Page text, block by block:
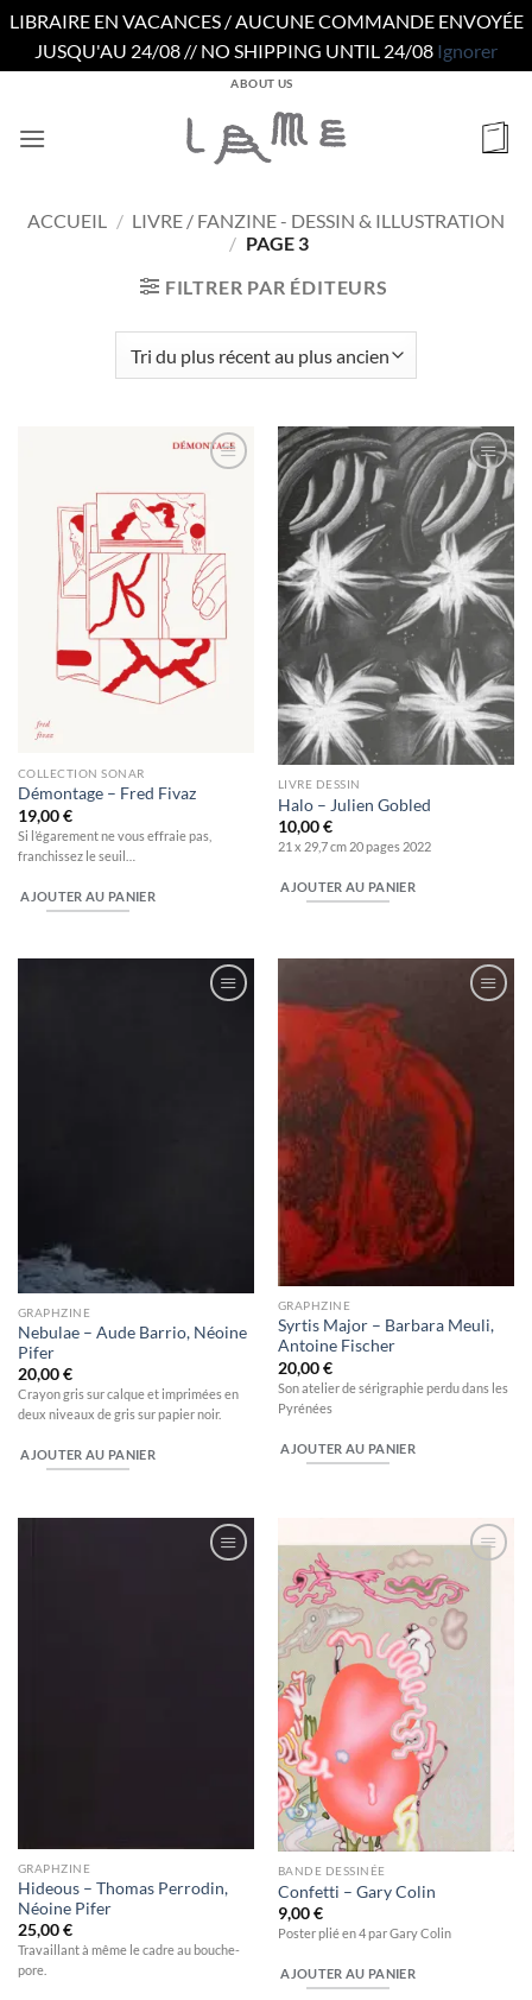
LIBRAIRE EN VACANCES / AUCUNE COMMANDE ENVOYÉE
JUSQU'AU 24/08 // NO SHIPPING UNTIL 24/08 Ignorer
contenu
ABOUT US
ACCUEIL / LIVRE / FANZINE - DESSIN & ILLUSTRATION
/ PAGE 3
FILTRER PAR ÉDITEURS
wishlist
COLLECTION SONAR
Démontage – Fred Fivaz
19,00€
Si l’égarement ne vous effraie pas,
franchissez le seuil…
AJOUTER AU PANIER
Ajouter
à la
wishlist
LIVRE DESSIN
Halo – Julien Gobled
10,00€
21 x 29,7 cm 20 pages 2022
AJOUTER AU PANIER
GRAPHZINE
Nebulae – Aude Barrio, Néoine
Pifer
20,00€
Crayon gris sur calque et imprimées en
deux niveaux de gris sur papier noir.
AJOUTER AU PANIER
GRAPHZINE
Syrtis Major – Barbara Meuli,
Antoine Fischer
20,00€
Son atelier de sérigraphie perdu dans les
Pyrénées
AJOUTER AU PANIER
GRAPHZINE
Hideous – Thomas Perrodin,
Néoine Pifer
25,00€
Travaillant à même le cadre au bouche-
pore.
à la
wishlist
BANDE DESSINÉE
Confetti – Gary Colin
9,00€
Poster plié en 4 par Gary Colin
AJOUTER AU PANIER